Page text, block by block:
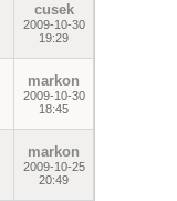
cusek
2009-10-30
19:29
markon
2009-10-30
18:45
markon
2009-10-25
20:49